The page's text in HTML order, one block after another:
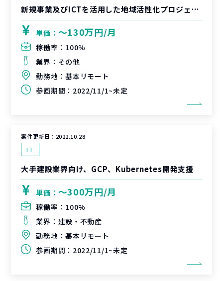
新規事業及びICTを活用した地域活性化プロジェクト
単価： 〜130万円/月
稼働率： 100%
業界： その他
勤務地：基本リモート
参画期間： 2022/11/1~未定
案件更新日： 2022.10.28
IT
大手建設業界向け、GCP、Kubernetes開発支援
単価： 〜300万円/月
稼働率： 100%
業界： 建設・不動産
勤務地：基本リモート
参画期間： 2022/11/1~未定